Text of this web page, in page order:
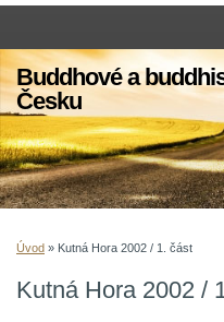
Buddhové a
Česku
Úvod » Kutná Hora 2002 / 1. část
Kutná Hora 2002 /